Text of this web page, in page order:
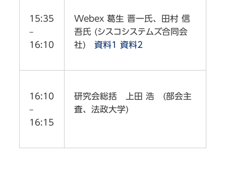
15:35
–
16:10
Webex 葛生 晋一氏、田村 信
吾氏 (シスコシステムズ合同会
社)資料1 資料2
16:10
–
16:15
研究会総括 上田 浩 (部会主
査、法政大学)